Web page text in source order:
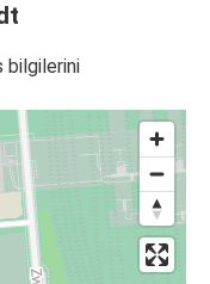
bilgilerini